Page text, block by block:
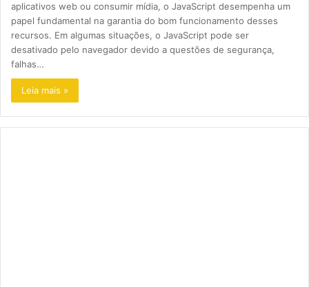
aplicativos web ou consumir mídia, o JavaScript desempenha um
papel fundamental na garantia do bom funcionamento desses
recursos. Em algumas situações, o JavaScript pode ser
desativado pelo navegador devido a questões de segurança,
falhas…
Leia mais »